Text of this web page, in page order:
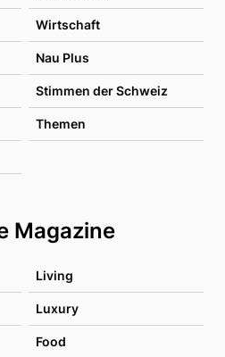
Wirtschaft
Nau Plus
Stimmen der Schweiz
Themen
Magazine
Living
Luxury
Food